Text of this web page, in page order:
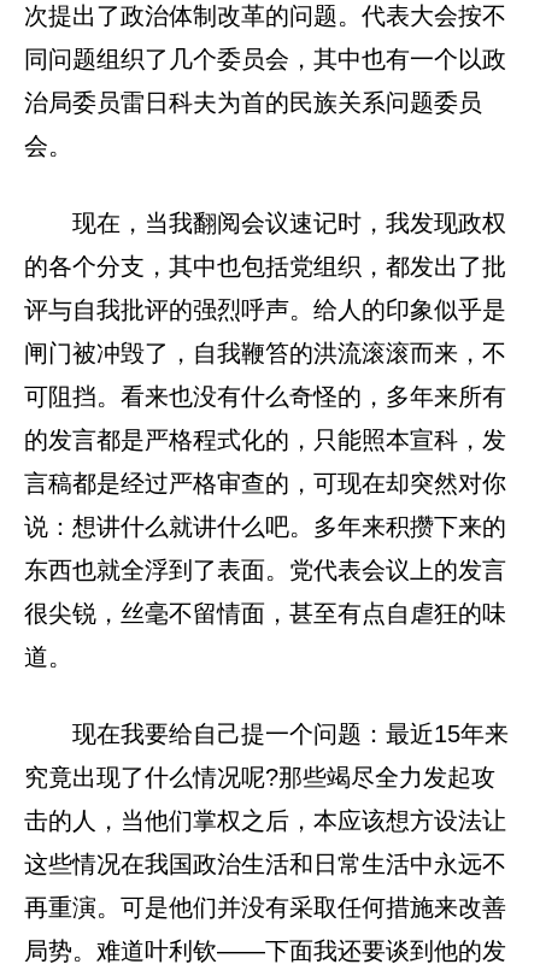
次提出了政治体制改革的问题。代表大会按不
同问题组织了几个委员会，其中也有一个以政
治局委员雷日科夫为首的民族关系问题委员
会。
现在，当我翻阅会议速记时，我发现政权
的各个分支，其中也包括党组织，都发出了批
评与自我批评的强烈呼声。给人的印象似乎是
闸门被冲毁了，自我鞭笞的洪流滚滚而来，不
可阻挡。看来也没有什么奇怪的，多年来所有
的发言都是严格程式化的，只能照本宣科，发
言稿都是经过严格审查的，可现在却突然对你
说：想讲什么就讲什么吧。多年来积攒下来的
东西也就全浮到了表面。党代表会议上的发言
很尖锐，丝毫不留情面，甚至有点自虐狂的味
道。
现在我要给自己提一个问题：最近15年来
究竟出现了什么情况呢?那些竭尽全力发起攻
击的人，当他们掌权之后，本应该想方设法让
这些情况在我国政治生活和日常生活中永远不
再重演。可是他们并没有采取任何措施来改善
局势。难道叶利钦——下面我还要谈到他的发